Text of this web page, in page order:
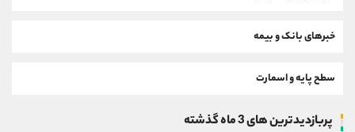
خبرهای بانک و بیمه
سطح پایه و اسمارت
پربازدیدترین های 3 ماه گذشته